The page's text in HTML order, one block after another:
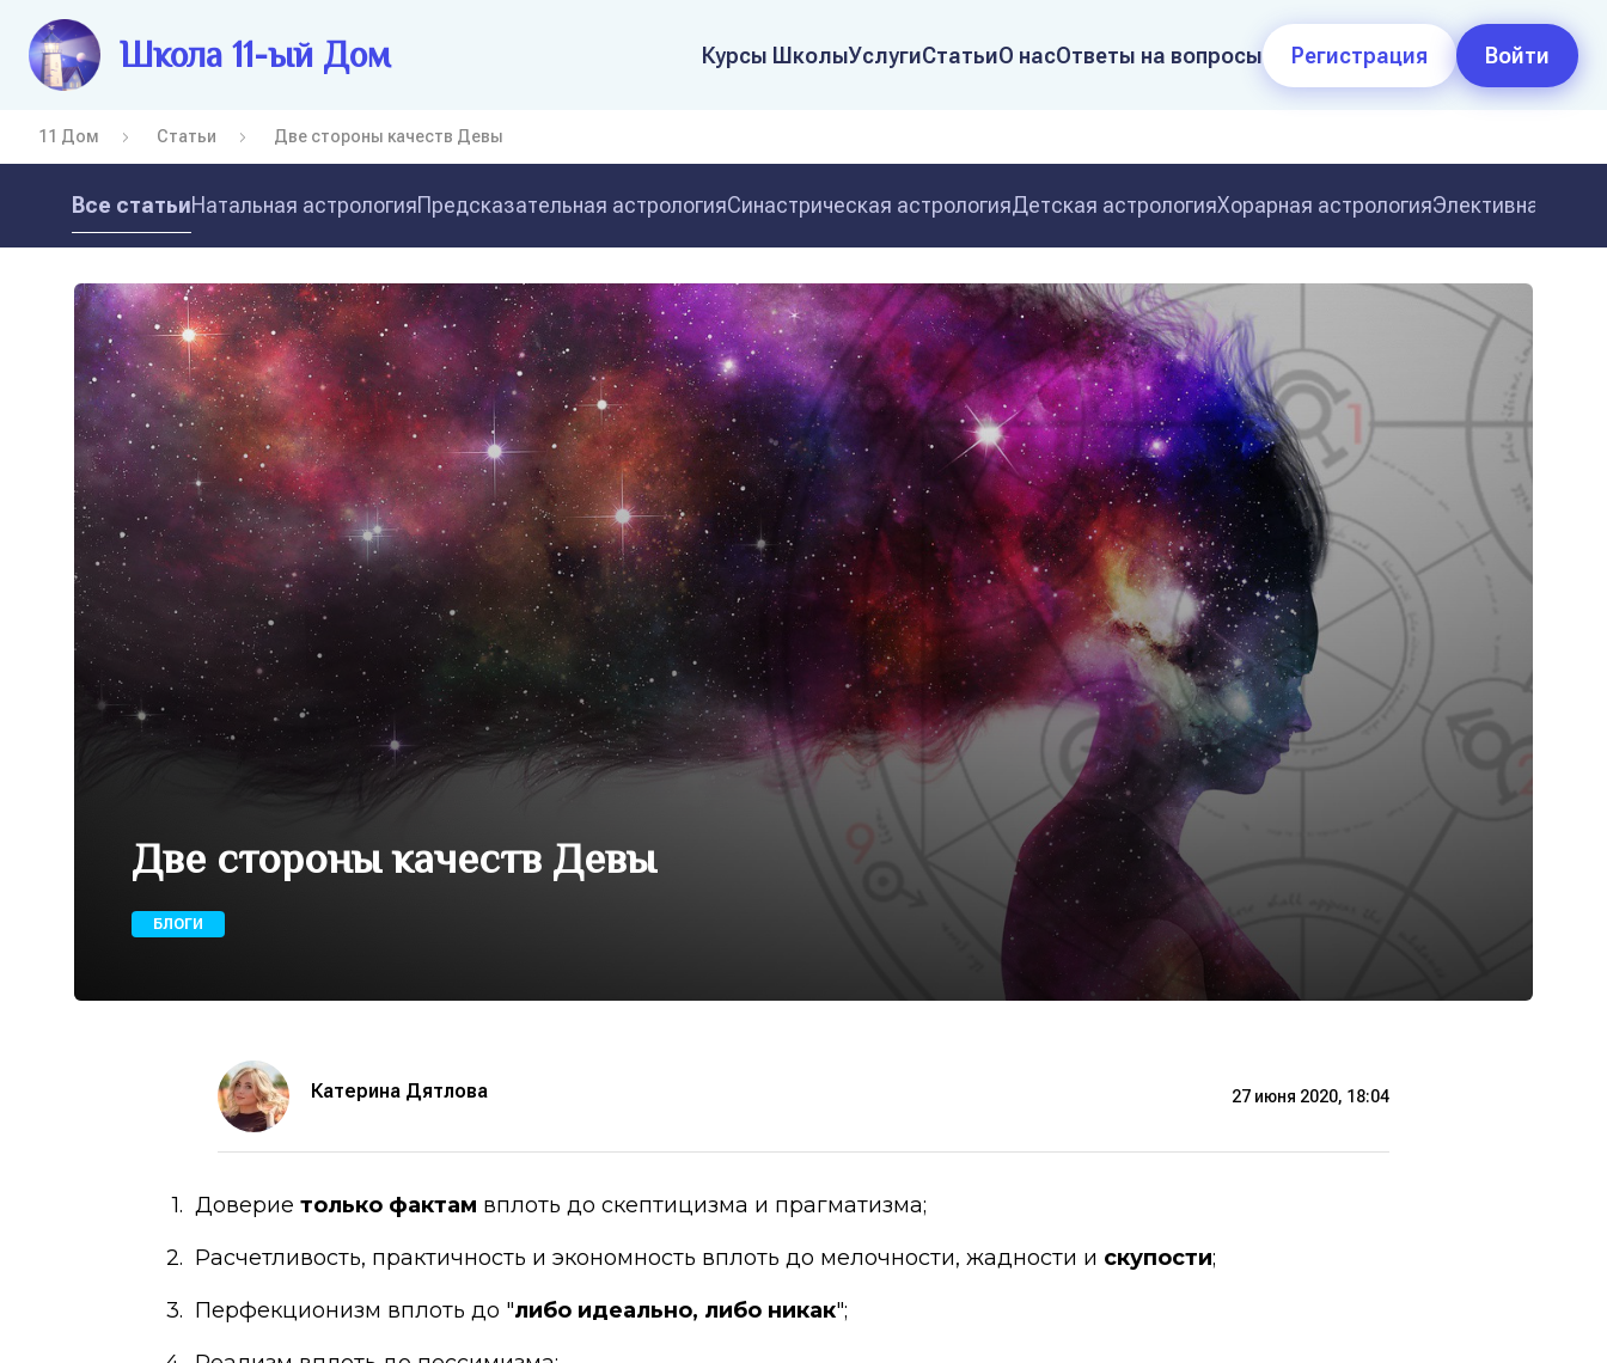
Школа 11-ый Дом Курсы ШколыУслугиСтатьиО насОтветы на вопросы Регистрация Войти
11 Дом Статьи Две стороны качеств Девы
Все статьиНатальная астрологияПредсказательная астрологияСинастрическая астрологияДетская астрологияХорарная астрологияЭлективная
Две стороны качеств Девы
БЛОГИ
Катерина Дятлова 27 июня 2020, 18:04
Доверие только фактам вплоть до скептицизма и прагматизма;
Расчетливость, практичность и экономность вплоть до мелочности, жадности и скупости;
Перфекционизм вплоть до "либо идеально, либо никак";